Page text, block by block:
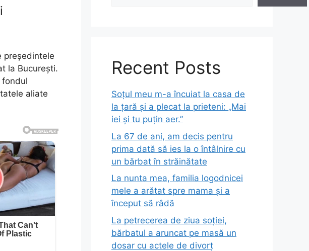
președintele
la București.
fondul
aliate
Recent Posts
Soțul meu m-a încuiat la casa de
la țară și a plecat la prieteni: „Mai
iei și tu puțin aer.”
La 67 de ani, am decis pentru
prima dată să ies la o întâlnire cu
un bărbat în străinătate
La nunta mea, familia logodnicei
mele a arătat spre mama și a
început să râdă
La petrecerea de ziua soției,
bărbatul a aruncat pe masă un
dosar cu actele de divorț